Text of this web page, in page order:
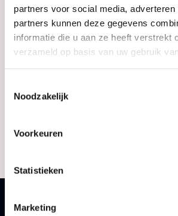
partners voor social media,
partners kunnen deze gegevens
informatie die u aan ze heeft verstrekt
verzameld op basis van uw gebruik
Noodzakelijk
Voorkeuren
Statistieken
Marketing
In stock
Creme of Nature
Mist - 4oz.
€5,59